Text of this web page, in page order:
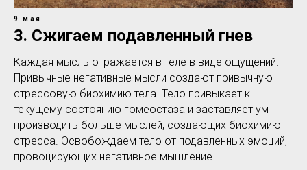
9 мая
3. Сжигаем подавленный гнев
Каждая мысль отражается в теле в виде ощущений.
Привычные негативные мысли создают привычную
стрессовую биохимию тела. Тело привыкает к
текущему состоянию гомеостаза и заставляет ум
производить больше мыслей, создающих биохимию
стресса. Освобождаем тело от подавленных эмоций,
провоцирующих негативное мышление.